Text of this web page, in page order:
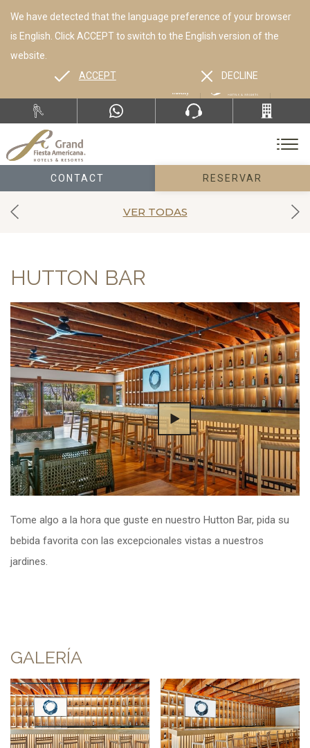
CONTACT RESERVAR
We have detected that the language preference of your browser
is English. Click ACCEPT to switch to the English version of the
website.
ACCEPT
DECLINE
VER TODAS
HUTTON BAR
Tome algo a la hora que guste en nuestro Hutton Bar, pida su
bebida favorita con las excepcionales vistas a nuestros
jardines.
GALERÍA